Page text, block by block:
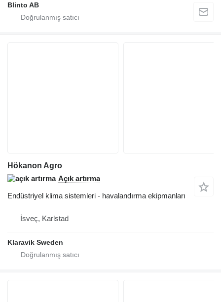
Blinto AB
Hökanon Agro
Açık artırma
Endüstriyel klima sistemleri - havalandırma ekipmanları
İsveç, Karlstad
Klaravik Sweden